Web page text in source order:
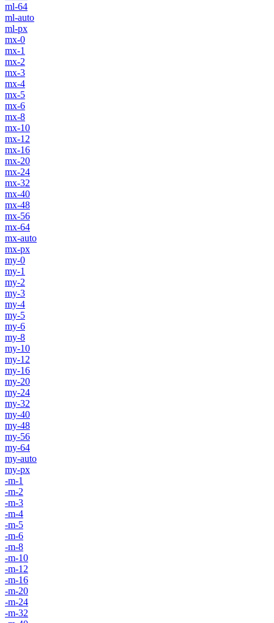
ml-64
ml-auto
ml-px
mx-0
mx-1
mx-2
mx-3
mx-4
mx-5
mx-6
mx-8
mx-10
mx-12
mx-16
mx-20
mx-24
mx-32
mx-40
mx-48
mx-56
mx-64
mx-auto
mx-px
my-0
my-1
my-2
my-3
my-4
my-5
my-6
my-8
my-10
my-12
my-16
my-20
my-24
my-32
my-40
my-48
my-56
my-64
my-auto
my-px
-m-1
-m-2
-m-3
-m-4
-m-5
-m-6
-m-8
-m-10
-m-12
-m-16
-m-20
-m-24
-m-32